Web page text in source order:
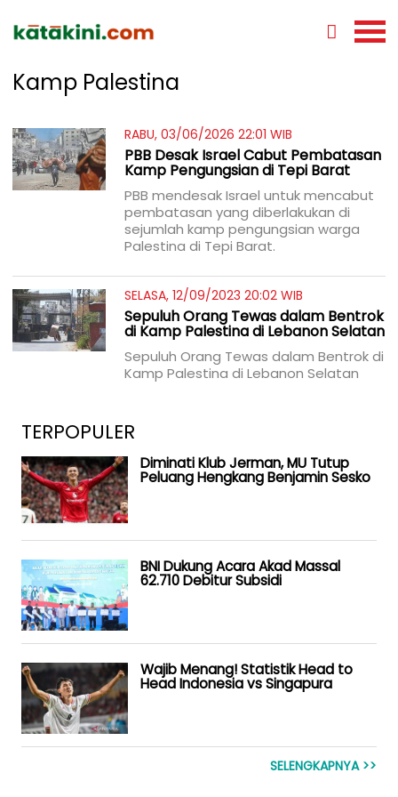
Kamp Palestina
RABU, 03/06/2026 22:01 WIB
PBB Desak Israel Cabut Pembatasan
Kamp Pengungsian di Tepi Barat
PBB mendesak Israel untuk mencabut
pembatasan yang diberlakukan di
sejumlah kamp pengungsian warga
Palestina di Tepi Barat.
SELASA, 12/09/2023 20:02 WIB
Sepuluh Orang Tewas dalam Bentrok
di Kamp Palestina di Lebanon Selatan
Sepuluh Orang Tewas dalam Bentrok di
Kamp Palestina di Lebanon Selatan
TERPOPULER
Diminati Klub Jerman, MU Tutup
Peluang Hengkang Benjamin Sesko
BNI Dukung Acara Akad Massal
62.710 Debitur Subsidi
Wajib Menang! Statistik Head to
Head Indonesia vs Singapura
SELENGKAPNYA >>